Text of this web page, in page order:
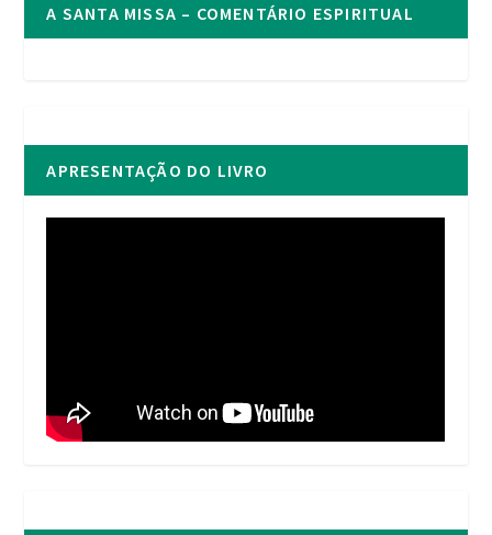
A SANTA MISSA – COMENTÁRIO ESPIRITUAL
APRESENTAÇÃO DO LIVRO